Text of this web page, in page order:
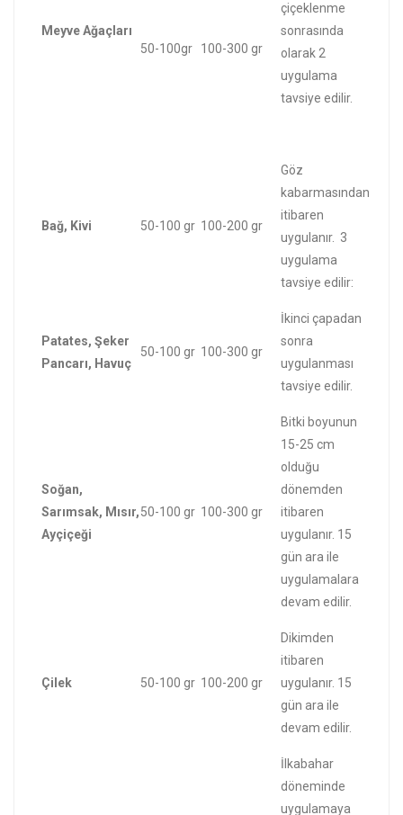
Meyve Ağaçları
50-100gr
100-300 gr
çiçeklenme
sonrasında
olarak 2
uygulama
tavsiye edilir.
Bağ, Kivi 50-100 gr 100-200 gr
Göz
kabarmasından
itibaren
uygulanır. 3
uygulama
tavsiye edilir:
Patates, Şeker
Pancarı, Havuç
50-100 gr 100-300 gr
İkinci çapadan
sonra
uygulanması
tavsiye edilir.
Soğan,
Sarımsak, Mısır,
Ayçiçeği
50-100 gr 100-300 gr
Bitki boyunun
15-25 cm
olduğu
dönemden
itibaren
uygulanır. 15
gün ara ile
uygulamalara
devam edilir.
Çilek 50-100 gr 100-200 gr
Dikimden
itibaren
uygulanır. 15
gün ara ile
devam edilir.
İlkabahar
döneminde
uygulamaya